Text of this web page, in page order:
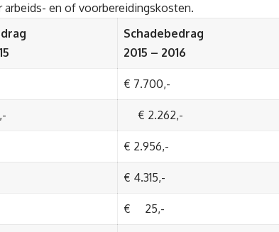
en of voorbereidingskosten.
Schadebedrag
2015 – 2016
€ 7.700,-
€ 2.262,-
€ 2.956,-
€ 4.315,-
€ 25,-